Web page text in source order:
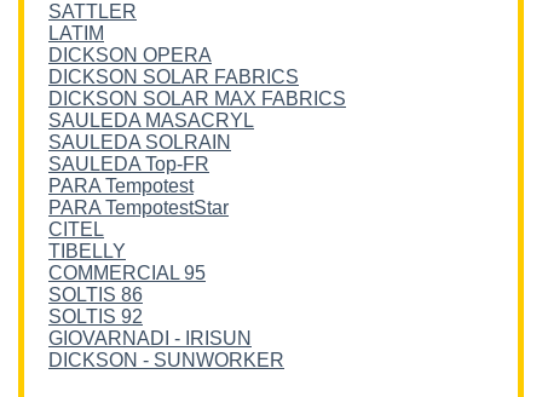
SATTLER
LATIM
DICKSON OPERA
DICKSON SOLAR FABRICS
DICKSON SOLAR MAX FABRICS
SAULEDA MASACRYL
SAULEDA SOLRAIN
SAULEDA Top-FR
PARA Tempotest
PARA TempotestStar
CITEL
TIBELLY
COMMERCIAL 95
SOLTIS 86
SOLTIS 92
GIOVARNADI - IRISUN
DICKSON - SUNWORKER